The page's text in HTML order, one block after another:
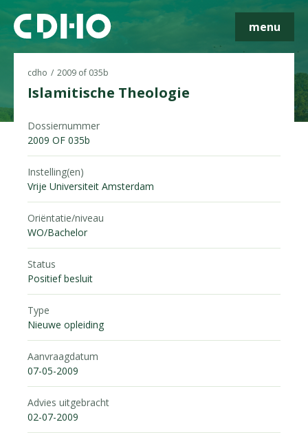
menu
cdho 2009 of 035b
Islamitische Theologie
Dossiernummer
2009 OF 035b
Instelling(en)
Vrije Universiteit Amsterdam
Oriëntatie/niveau
WO/Bachelor
Status
Positief besluit
Type
Nieuwe opleiding
Aanvraagdatum
07-05-2009
Advies uitgebracht
02-07-2009